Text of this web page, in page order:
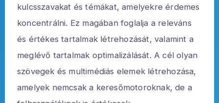
kulcsszavakat és témákat, amelyekre érdemes
koncentrálni. Ez magában foglalja a releváns
és értékes tartalmak létrehozását, valamint a
meglévő tartalmak optimalizálását. A cél olyan
szövegek és multimédiás elemek létrehozása,
amelyek nemcsak a keresőmotoroknak, de a